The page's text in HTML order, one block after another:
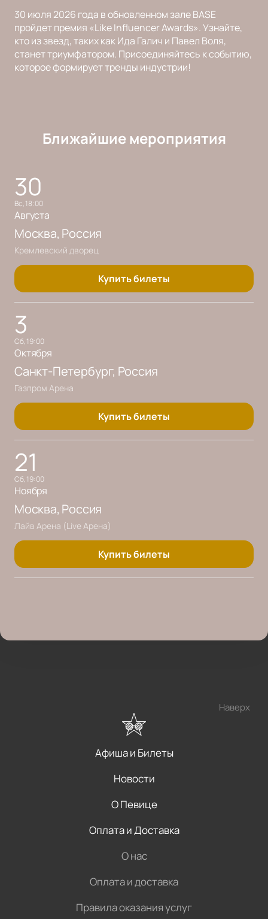
30 июля 2026 года в обновленном зале BASE
пройдет премия «Like Influencer Awards». Узнайте,
кто из звезд, таких как Ида Галич и Павел Воля,
станет триумфатором. Присоединяйтесь к событию,
которое формирует тренды индустрии!
Ближайшие мероприятия
30
вс, 18:00
Августа
Москва, Россия
Кремлевский дворец
Купить билеты
3
сб, 19:00
Октября
Санкт-Петербург, Россия
Газпром Арена
Купить билеты
21
сб, 19:00
Ноября
Москва, Россия
Лайв Арена (Live Арена)
Купить билеты
Наверх
Афиша и Билеты
Новости
О Певице
Оплата и Доставка
О нас
Оплата и доставка
Правила оказания услуг